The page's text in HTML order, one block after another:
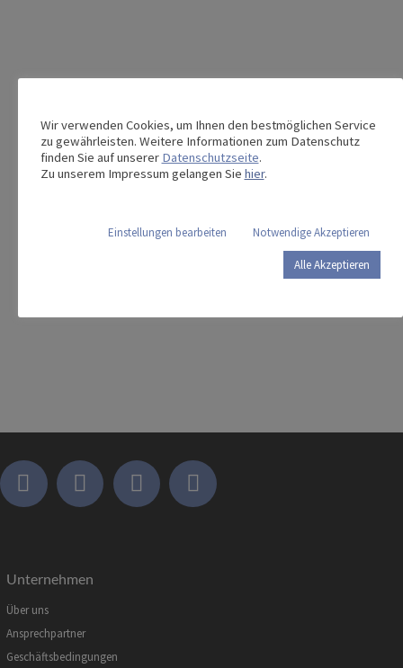
Kinderkrankenbett
Unternehmen
Über uns
Ansprechpartner
Geschäftsbedingungen
Wir verwenden Cookies, um Ihnen den bestmöglichen Service
zu gewährleisten. Weitere Informationen zum Datenschutz
finden Sie auf unserer Datenschutzseite.
Zu unserem Impressum gelangen Sie hier.
Einstellungen bearbeiten Notwendige Akzeptieren
Alle Akzeptieren